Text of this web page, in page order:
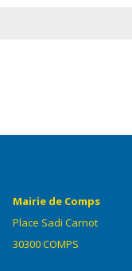
Mairie de Comps
Place Sadi Carnot
30300 COMPS